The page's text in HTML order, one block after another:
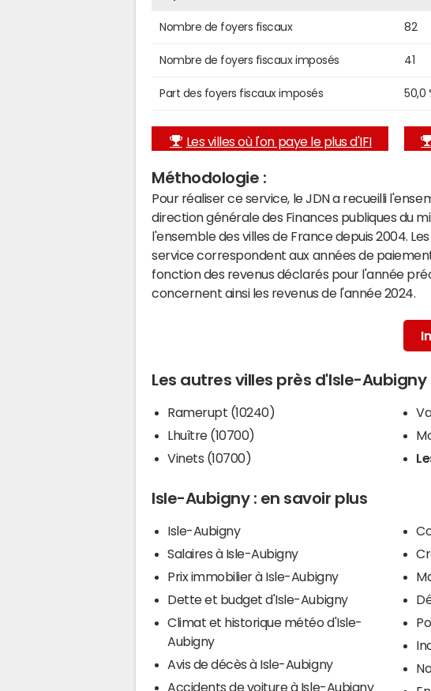
Nombre de foyers fiscaux 82
Nombre de foyers fiscaux imposés 41
Part des foyers fiscaux imposés 50,0
Les villes où l'on paye le plus d'IFI
Méthodologie :
Pour réaliser ce service, le JDN a recueilli
direction générale des Finances publiques du
l'ensemble des villes de France depuis 2004.
service correspondent aux années de
fonction des revenus déclarés pour l'année
concernent ainsi les revenus de l'année 2024.
Les autres villes près d'Isle-Aubigny
Ramerupt (10240)
Lhuître (10700)
Vinets (10700)
Isle-Aubigny : en savoir plus
Isle-Aubigny
Salaires à Isle-Aubigny
Prix immobilier à Isle-Aubigny
Dette et budget d'Isle-Aubigny
Climat et historique météo d'Isle-
Aubigny
Avis de décès à Isle-Aubigny
Accidents de voiture à Isle-Aubigny